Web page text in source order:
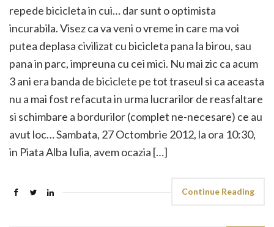
repede bicicleta in cui… dar sunt o optimista
incurabila. Visez ca va veni o vreme in care ma voi
putea deplasa civilizat cu bicicleta pana la birou, sau
pana in parc, impreuna cu cei mici. Nu mai zic ca acum
3 ani era banda de biciclete pe tot traseul si ca aceasta
nu a mai fost refacuta in urma lucrarilor de reasfaltare
si schimbare a bordurilor (complet ne-necesare) ce au
avut loc… Sambata, 27 Octombrie 2012, la ora 10:30,
in Piata Alba Iulia, avem ocazia […]
Continue Reading